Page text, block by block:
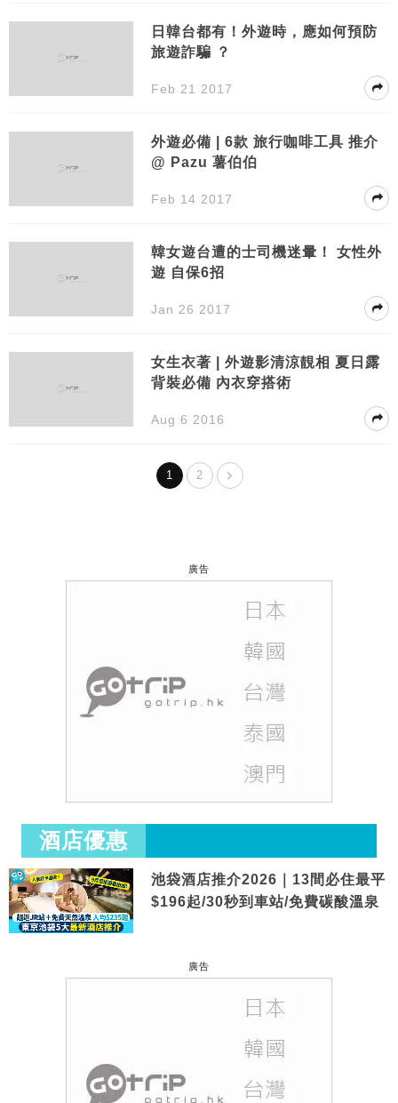
日韓台都有！外遊時，應如何預防
旅遊詐騙 ？
Feb 21 2017
外遊必備 | 6款 旅行咖啡工具 推介
@ Pazu 薯伯伯
Feb 14 2017
韓女遊台遭的士司機迷暈！ 女性外
遊 自保6招
Jan 26 2017
女生衣著 | 外遊影清涼靚相 夏日露
背裝必備 內衣穿搭術
Aug 6 2016
1 2
廣告
酒店優惠
池袋酒店推介2026｜13間必住最平
$196起/30秒到車站/免費碳酸溫泉
廣告